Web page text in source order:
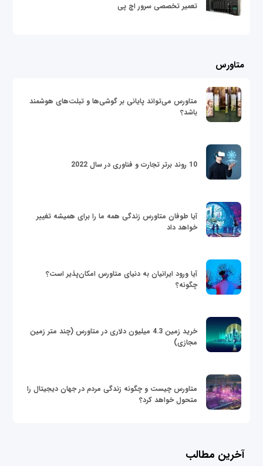
تعمیر تخصصی سرور اچ پی
متاورس
متاورس می‌تواند پایانی بر گوشی‌ها و تبلت‌های هوشمند
باشد؟
10 روند برتر تجارت و فناوری در سال 2022
آیا طوفان متاورس زندگی همه ما را برای همیشه تغییر
خواهد داد
آیا ورود ایرانیان به دنیای متاورس امکان‌پذیر است؟
چگونه؟
خرید زمین 4.3 میلیون دلاری در متاورس (چند متر زمین
مجازی)
متاورس چیست و چگونه زندگی مردم در جهان دیجیتال را
متحول خواهد کرد؟
آخرین مطالب